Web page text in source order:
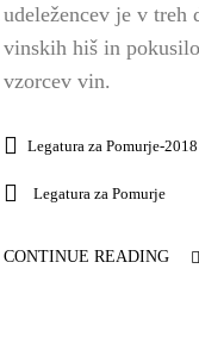
udeležencev je v treh
vinskih hiš in
vzorcev vin.
Legatura za Pomurje-2018
Legatura za Pomurje
CONTINUE READING